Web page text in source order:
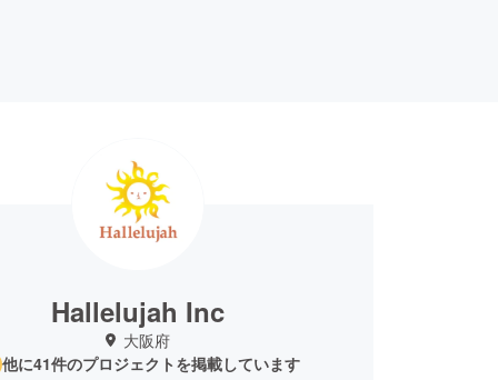
Hallelujah Inc
大阪府
他に41件のプロジェクトを掲載しています